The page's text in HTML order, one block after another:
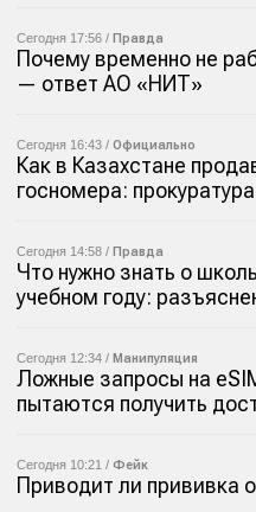
Сегодня 17:56 / Правда
Почему временно не
— ответ АО «НИТ»
Сегодня 16:43 / Официально
Как в Казахстане
госномера:
Сегодня 14:58 / Правда
Что нужно знать о
учебном году:
Сегодня 12:34 / Манипуляция
Ложные запросы на
пытаются получить
Сегодня 10:21 / Фейк
Приводит ли прививка